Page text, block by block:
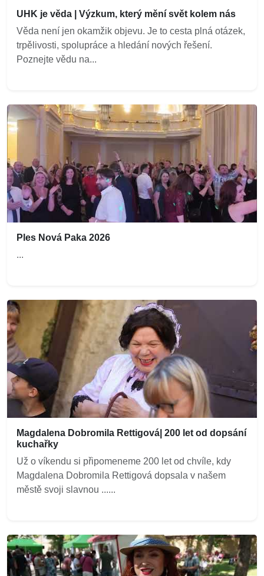
UHK je věda | Výzkum, který mění svět kolem nás
Věda není jen okamžik objevu. Je to cesta plná otázek,
trpělivosti, spolupráce a hledání nových řešení.
Poznejte vědu na...
Ples Nová Paka 2026
...
Magdalena Dobromila Rettigová| 200 let od dopsání
kuchařky
Už o víkendu si připomeneme 200 let od chvíle, kdy
Magdalena Dobromila Rettigová dopsala v našem
městě svoji slavnou ......